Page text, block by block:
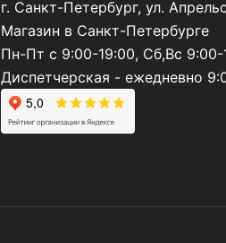
г. Санкт-Петербург, ул.
Магазин в Санкт-Петербурге
Пн-Пт с 9:00-19:00, Сб,Вс 9:00-
Диспетчерская - ежедневно